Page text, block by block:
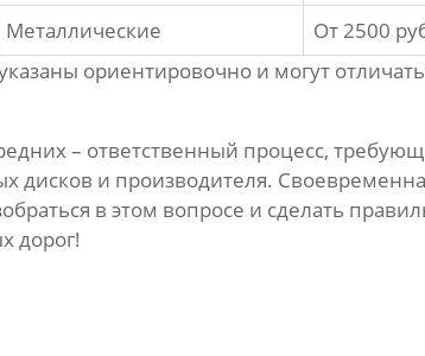
Металлические
От 2500
ориентировочно и могут
– ответственный процесс,
дисков и производителя.
в этом вопросе и сделать
дорог!